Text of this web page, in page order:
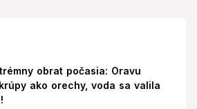
obrat počasia: Oravu
ako orechy, voda sa valila